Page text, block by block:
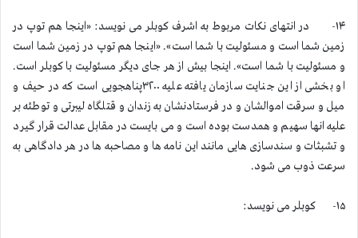
۱۴- در انتهای نکات مربوط به اشرف کوبلر می نویسد: «اینجا هم توپ در
زمین شما است و مسئولیت با شما است». «اینجا هم توپ در زمین شما است
و مسئولیت با شما است». اینجا بیش از هر جای دیگر مسئولیت با کوبلر است.
او بخشی از این جنایت سازمان یافته علیه ۳۲۰۰پناهجویی است که در حیف و
میل و سرقت اموالشان و در فرستادنشان به زندان و قتلگاه لیبرتی و توطئه بر
علیه انها سهیم و همدست بوده است و می بایست در مقابل عدالت قرار گیرد
و تشبثات و سندسازی هایی مانند این نامه ها و مصاحبه ها در هر دادگاهی به
سرعت ذوب می شود.
۱۵- کوبلر می نویسد: